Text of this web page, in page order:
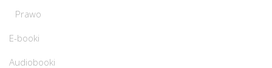
Prawo
E-booki
Audiobooki